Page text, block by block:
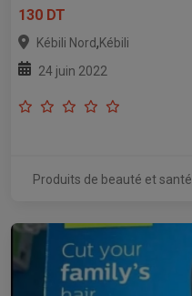
130 DT
Kébili Nord,Kébili
24 juin 2022
Produits de beauté et santé